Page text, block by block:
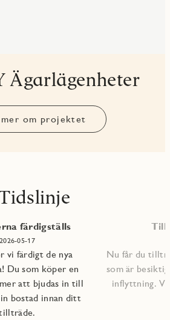
Ägarlägenheter
mer om projektet
färdigställs
2026-05-17
vi färdigt de nya
Du som köper en
att bjudas in till
bostad innan ditt
Nu får du
som är
inflyttning.